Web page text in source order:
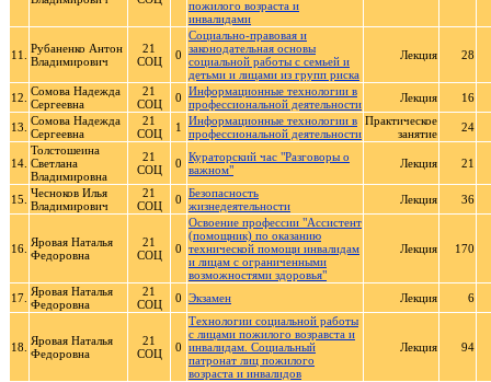
пожилого возраста и
инвалидами
11.
Рубаненко Антон
Владимирович
21
СОЦ
0
Социально-правовая и
законодательная основы
социальной работы с семьей и
детьми и лицами из групп риска
Лекция 28
12. Сомова Надежда
Сергеевна
21
СОЦ
0 Информационные технологии в
профессиональной деятельности
Лекция 16
13. Сомова Надежда
Сергеевна
21
СОЦ
1
Информационные технологии в
профессиональной деятельности
Практическое
занятие
24
14.
Толстошеина
Светлана
Владимировна
21
СОЦ
0 Кураторский час "Разговоры о
важном"
Лекция 21
15. Чесноков Илья
Владимирович
21
СОЦ
0 Безопасность
жизнедеятельности
Лекция 36
16. Яровая Наталья
Федоровна
21
СОЦ
0
Освоение профессии "Ассистент
(помощник) по оказанию
технической помощи инвалидам
и лицам с ограниченными
возможностями здоровья"
Лекция 170
17. Яровая Наталья
Федоровна
21
СОЦ
0 Экзамен Лекция 6
18.
Яровая Наталья
Федоровна
21
СОЦ
0
Технологии социальной работы
с лицами пожилого возравста и
инвалидам. Социальный
патронат лиц пожилого
возраста и инвалидов
Лекция 94